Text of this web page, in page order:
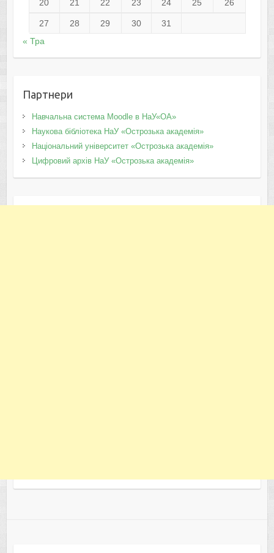
20 21 22 23 24 25 26
27 28 29 30
31
« Тра
Партнери
Навчальна система Moodle в НаУ«ОА»
Наукова бібліотека НаУ «Острозька академія»
Національний університет «Острозька академія»
Цифровий архів НаУ «Острозька академія»